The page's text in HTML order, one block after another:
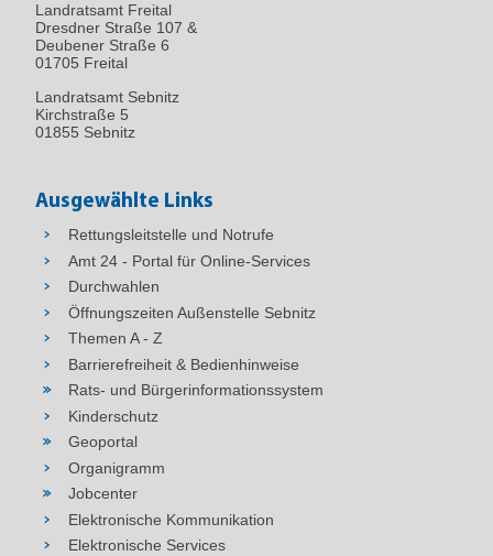
Landratsamt Freital
Dresdner Straße 107 &
Deubener Straße 6
01705 Freital
Landratsamt Sebnitz
Kirchstraße 5
01855 Sebnitz
Ausgewählte Links
Rettungsleitstelle und Notrufe
Amt 24 - Portal für Online-Services
Durchwahlen
Öffnungszeiten Außenstelle Sebnitz
Themen A - Z
Barrierefreiheit & Bedienhinweise
Rats- und Bürgerinformationssystem
Kinderschutz
Geoportal
Organigramm
Jobcenter
Elektronische Kommunikation
Elektronische Services